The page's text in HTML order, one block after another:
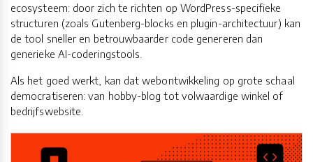
ecosysteem: door zich te richten op WordPress-specifieke
structuren (zoals Gutenberg-blocks en plugin-architectuur) kan
de tool sneller en betrouwbaarder code genereren dan
generieke AI-coderingstools.
Als het goed werkt, kan dat webontwikkeling op grote schaal
democratiseren: van hobby-blog tot volwaardige winkel of
bedrijfswebsite.